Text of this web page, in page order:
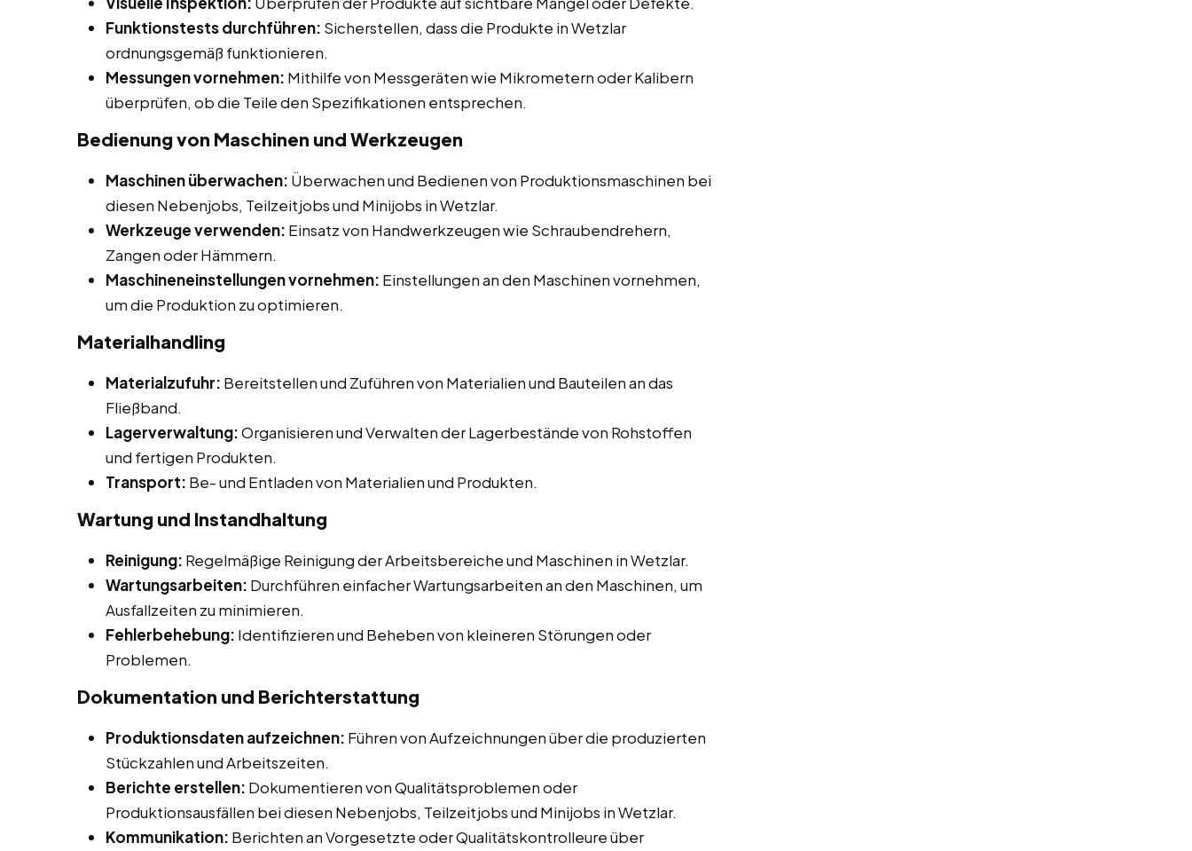
Funktionstests durchführen: Sicherstellen, dass die Produkte in Wetzlar
ordnungsgemäß funktionieren.
Messungen vornehmen: Mithilfe von Messgeräten wie Mikrometern oder Kalibern
überprüfen, ob die Teile den Spezifikationen entsprechen.
Bedienung von Maschinen und Werkzeugen
Maschinen überwachen: Überwachen und Bedienen von Produktionsmaschinen bei
diesen Nebenjobs, Teilzeitjobs und Minijobs in Wetzlar.
Werkzeuge verwenden: Einsatz von Handwerkzeugen wie Schraubendrehern,
Zangen oder Hämmern.
Maschineneinstellungen vornehmen: Einstellungen an den Maschinen vornehmen,
um die Produktion zu optimieren.
Materialhandling
Materialzufuhr: Bereitstellen und Zuführen von Materialien und Bauteilen an das
Fließband.
Lagerverwaltung:Organisieren und Verwalten der Lagerbestände von Rohstoffen
und fertigen Produkten.
Transport: Be- und Entladen von Materialien und Produkten.
Wartung und Instandhaltung
Reinigung: Regelmäßige Reinigung der Arbeitsbereiche und Maschinen in Wetzlar.
Wartungsarbeiten: Durchführen einfacher Wartungsarbeiten an den Maschinen, um
Ausfallzeiten zu minimieren.
Fehlerbehebung: Identifizieren und Beheben von kleineren Störungen oder
Problemen.
Dokumentation und Berichterstattung
Produktionsdaten aufzeichnen: Führen von Aufzeichnungen über die produzierten
Stückzahlen und Arbeitszeiten.
Berichte erstellen: Dokumentieren von Qualitätsproblemen oder
Produktionsausfällen bei diesen Nebenjobs, Teilzeitjobs und Minijobs in Wetzlar.
Kommunikation: Berichten an Vorgesetzte oder Qualitätskontrolleure über